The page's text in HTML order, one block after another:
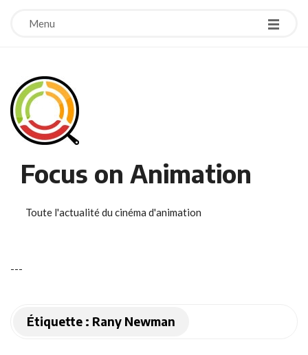
Menu
Focus on Animation
Toute l'actualité du cinéma d'animation
---
Étiquette : Rany Newman